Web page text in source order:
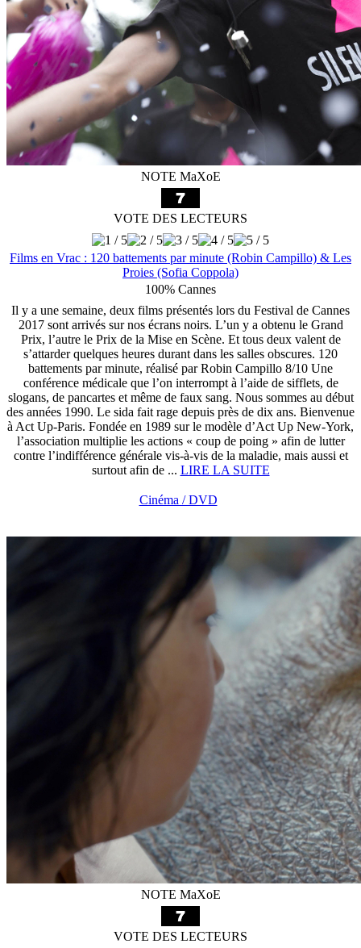
NOTE MaXoE
VOTE DES LECTEURS
Films en Vrac : 120 battements par minute (Robin Campillo) & Les
Proies (Sofia Coppola)
100% Cannes
Il y a une semaine, deux films présentés lors du Festival de Cannes
2017 sont arrivés sur nos écrans noirs. L’un y a obtenu le Grand
Prix, l’autre le Prix de la Mise en Scène. Et tous deux valent de
s’attarder quelques heures durant dans les salles obscures. 120
battements par minute, réalisé par Robin Campillo 8/10 Une
conférence médicale que l’on interrompt à l’aide de sifflets, de
slogans, de pancartes et même de faux sang. Nous sommes au début
des années 1990. Le sida fait rage depuis près de dix ans. Bienvenue
à Act Up-Paris. Fondée en 1989 sur le modèle d’Act Up New-York,
l’association multiplie les actions « coup de poing » afin de lutter
contre l’indifférence générale vis-à-vis de la maladie, mais aussi et
surtout afin de ... LIRE LA SUITE
Cinéma / DVD
NOTE MaXoE
VOTE DES LECTEURS